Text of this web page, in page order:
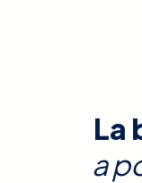
La
a